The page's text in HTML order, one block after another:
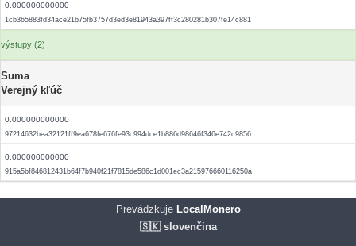
0.000000000000
1cb365883fd34ace21b75fb3757d3ed3e81943a397ff3c280281b307fe14c881
výstupy (2)
Suma
Verejný kľúč
0.000000000000
97214632bea32121ff9ea678fe676fe93c994dce1b886d98646f346e742c9856
0.000000000000
915a5bf846812431b64f7b940f21f7815de586c1d001ec3a215976660116250a
PrevádzkujeLocalMonero
🇸🇰 slovenčina